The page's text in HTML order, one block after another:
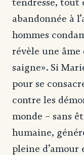
tendresse, tout
abandonnée à
hommes
révèle une
saigne». Si
pour se
contre les
monde – sans
humaine,
pleine d’amour